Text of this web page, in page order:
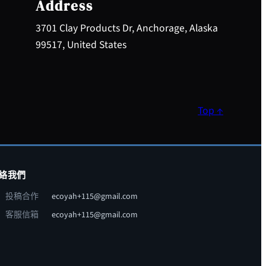
Address
3701 Clay Products Dr, Anchorage, Alaska
99517, United States
Top ↑
我們
投稿合作
ecoyah+115@gmail.com
客服信箱
ecoyah+115@gmail.com